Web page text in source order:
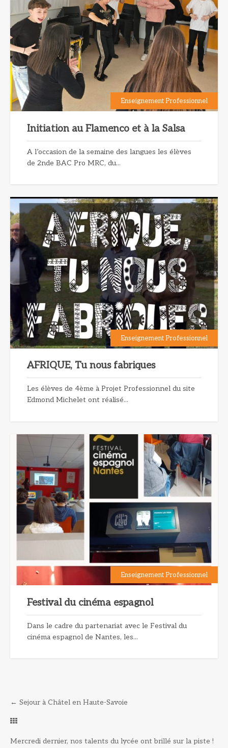
Enseignement Professionnel
Initiation au Flamenco et à la Salsa
A l’occasion de la semaine des langues les élèves
de 2nde BAC Pro MRC, du...
Enseignement Professionnel
AFRIQUE, Tu nous fabriques
Les élèves de 4ème à Projet Professionnel du site
Edmond Michelet ont réalisé...
Enseignement Professionnel
Festival du cinéma espagnol
Dans le cadre du partenariat avec le Festival du
cinéma espagnol de Nantes, les...
← Sejour à Châtel en Haute-Savoie
Mercredi dernier, nos talents du lycée ont brillé sur la piste !